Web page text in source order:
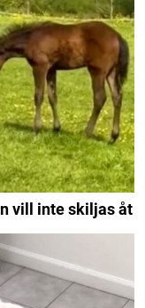
vill inte skiljas åt